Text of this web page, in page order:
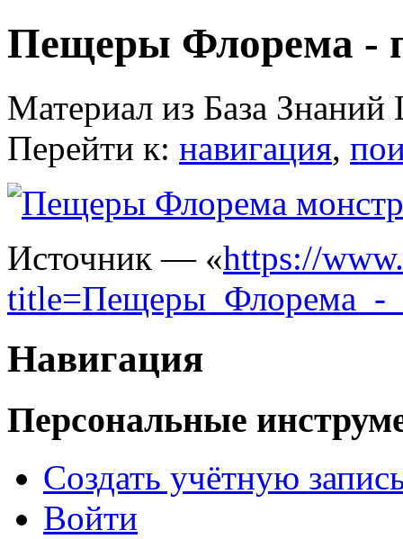
Пещеры Флорема -
Материал из База Знаний
Перейти к: навигация,
Источник — «https://
title=Пещеры_Флорема_-
Навигация
Персональные
Создать учётную
Войти